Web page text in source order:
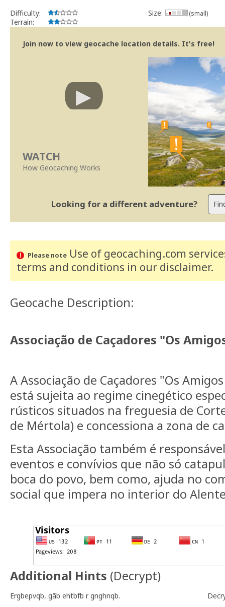
Difficulty:
Terrain:
Size: (small)
Join now to view geocache location details. It's free!
WATCH
How Geocaching Works
Looking for a different adventure?
Please noteUse of geocaching.com
terms and conditions in our disclaimer.
Geocache Description:
Associação de Caçadores "Os
A Associação de Caçadores "Os
está sujeita ao regime cinegético
rústicos situados na freguesia de
de Mértola) e concessiona a zona de
Esta Associação também é
eventos e convívios que não só
boca do povo, bem como, ajuda no
social que impera no interior do
Additional Hints (Decrypt)
Ergbepvqb, gãb ehtbfb r gnghnqb.